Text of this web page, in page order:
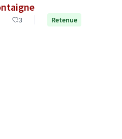
3 Retenue